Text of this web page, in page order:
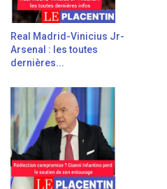
Real Madrid-Vinicius Jr-
Arsenal : les toutes
dernières...